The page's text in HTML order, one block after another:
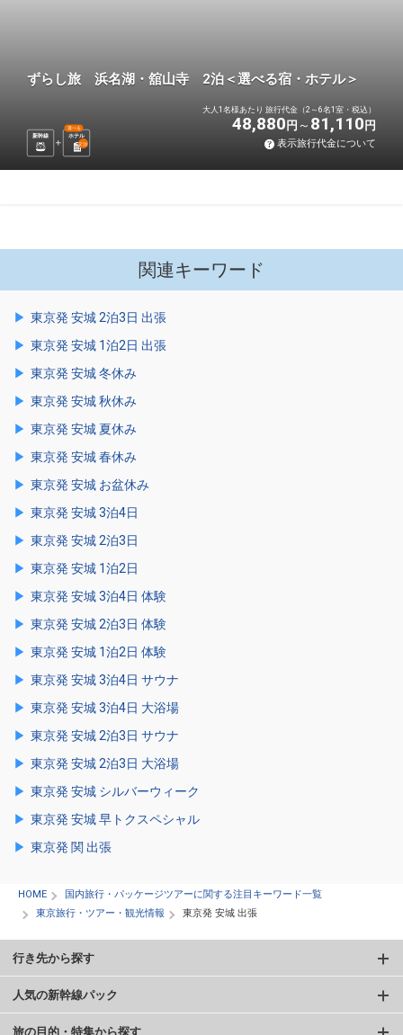
ずらし旅 浜名湖・舘山寺 2泊＜選べる宿・ホテル＞
新幹線 ホテル
選べる
2泊
大人1名様あたり 旅行代金（2～6名1室・税込）
48,880 円 81,110 円
表示旅行代金について
関連キーワード
東京発 安城 2泊3日 出張
東京発 安城 1泊2日 出張
東京発 安城 冬休み
東京発 安城 秋休み
東京発 安城 夏休み
東京発 安城 春休み
東京発 安城 お盆休み
東京発 安城 3泊4日
東京発 安城 2泊3日
東京発 安城 1泊2日
東京発 安城 3泊4日 体験
東京発 安城 2泊3日 体験
東京発 安城 1泊2日 体験
東京発 安城 3泊4日 サウナ
東京発 安城 3泊4日 大浴場
東京発 安城 2泊3日 サウナ
東京発 安城 2泊3日 大浴場
東京発 安城 シルバーウィーク
東京発 安城 早トクスペシャル
東京発 関 出張
HOME
国内旅行・パッケージツアーに関する注目キーワード一覧
東京旅行・ツアー・観光情報
東京発 安城 出張
行き先から探す
人気の新幹線パック
旅の目的・特集から探す